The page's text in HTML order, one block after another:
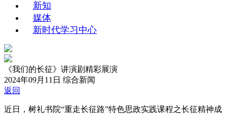
新知
媒体
新时代学习中心
《我们的长征》讲演剧精彩展演
2024年09月11日 综合新闻
返回
近日，树礼书院“重走长征路”特色思政实践课程之长征精神成